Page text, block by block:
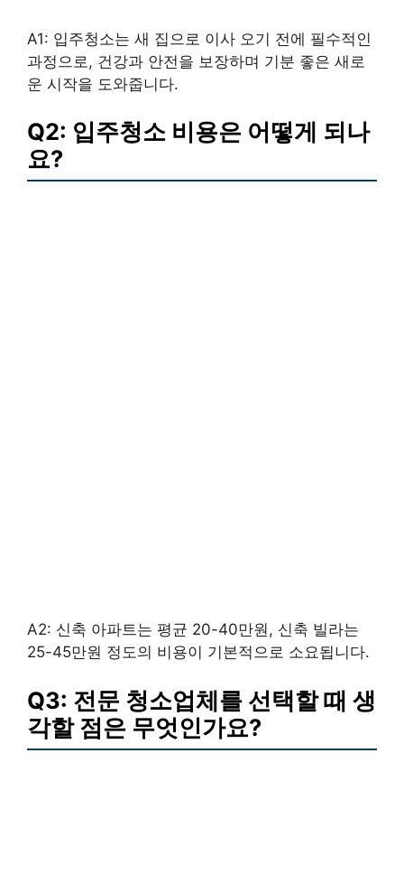
A1: 입주청소는 새 집으로 이사 오기 전에 필수적인
과정으로, 건강과 안전을 보장하며 기분 좋은 새로
운 시작을 도와줍니다.
Q2: 입주청소 비용은 어떻게 되나
요?
A2: 신축 아파트는 평균 20-40만원, 신축 빌라는
25-45만원 정도의 비용이 기본적으로 소요됩니다.
Q3: 전문 청소업체를 선택할 때 생
각할 점은 무엇인가요?